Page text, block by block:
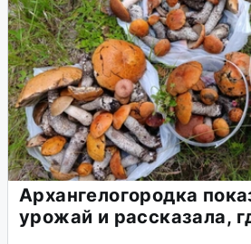
Архангелогородка
урожай и рассказала,